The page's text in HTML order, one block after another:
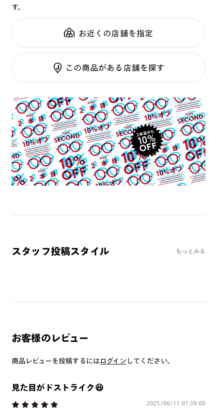
鼻パッド：
テンプル：樹脂
可視光調光SCREEN
調光レンズ
調光UVダブルカット
調光SCREEN
くもり止めレンズ
カラーレンズ：ダークカラー
カラーレンズ：ライトカラー
カラーレンズ：トレンドカラー
コンシーラーカラー
コンシーラーカラーUVダブルカット
チークカラー
偏光レンズ
アクティブレンズ
るレンズに限ります。それ以外の対応レンズについてはJINS実店舗でお取り扱
いしております。
※RIM限定の記載があるカラーレンズは商品名に＜R!M＞の記載があるフレー
よくある質問
Qオンラインショップで遠近両用レンズ（累進レンズ）のメ
ガネを作成できますか？
全国の店舗で無料フィッティング
修理のご相談もいつでもお気軽に
ご利用ガイド
す。
お近くの店舗を指定
この商品がある店舗を探す
スタッフ投稿スタイル もっとみる
お客様のレビュー
商品レビューを投稿するには ログイン してください。
見た目がドストライク😆
2025/06/11 01:39:00